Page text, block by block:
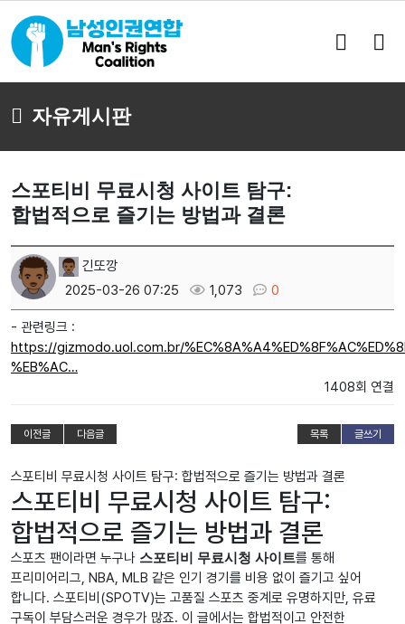
검
버
메
버
자유게시판
스포티비 무료시청 사이트 탐구:
합법적으로 즐기는 방법과 결론
긴또깡
2025-03-26 07:25
1,073 0
- 관련링크 :
https://gizmodo.uol.com.br/
%EB%AC…
1408회 연결
이전글 다음글 목록 글쓰기
스포티비 무료시청 사이트 탐구: 합법적으로 즐기는 방법과 결론
스포티비 무료시청 사이트 탐구:
합법적으로 즐기는 방법과 결론
스포츠 팬이라면 누구나 스포티비 무료시청 사이트를 통해
프리미어리그, NBA, MLB 같은 인기 경기를 비용 없이 즐기고 싶어
합니다. 스포티비(SPOTV)는 고품질 스포츠 중계로 유명하지만, 유료
구독이 부담스러운 경우가 많죠. 이 글에서는 합법적이고 안전한